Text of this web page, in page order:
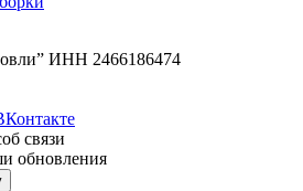
ИНН 2466186474
связи
обновления